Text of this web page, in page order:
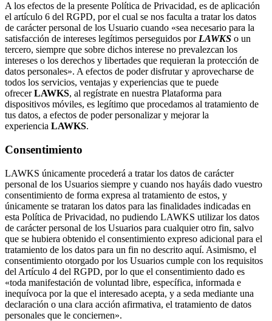
A los efectos de la presente Política de Privacidad, es de aplicación
el artículo 6 del RGPD, por el cual se nos faculta a tratar los datos
de carácter personal de los Usuario cuando «sea necesario para la
satisfacción de intereses legítimos perseguidos por LAWKS o un
tercero, siempre que sobre dichos interese no prevalezcan los
intereses o los derechos y libertades que requieran la protección de
datos personales». A efectos de poder disfrutar y aprovecharse de
todos los servicios, ventajas y experiencias que te puede
ofrecerLAWKS, al regístrate en nuestra Plataforma para
dispositivos móviles, es legítimo que procedamos al tratamiento de
tus datos, a efectos de poder personalizar y mejorar la
experiencia LAWKS.
Consentimiento
LAWKS únicamente procederá a tratar los datos de carácter
personal de los Usuarios siempre y cuando nos hayáis dado vuestro
consentimiento de forma expresa al tratamiento de estos, y
únicamente se trataran los datos para las finalidades indicadas en
esta Política de Privacidad, no pudiendo LAWKS utilizar los datos
de carácter personal de los Usuarios para cualquier otro fin, salvo
que se hubiera obtenido el consentimiento expreso adicional para el
tratamiento de los datos para un fin no descrito aquí. Asimismo, el
consentimiento otorgado por los Usuarios cumple con los requisitos
del Artículo 4 del RGPD, por lo que el consentimiento dado es
«toda manifestación de voluntad libre, específica, informada e
inequívoca por la que el interesado acepta, y a seda mediante una
declaración o una clara acción afirmativa, el tratamiento de datos
personales que le conciernen».